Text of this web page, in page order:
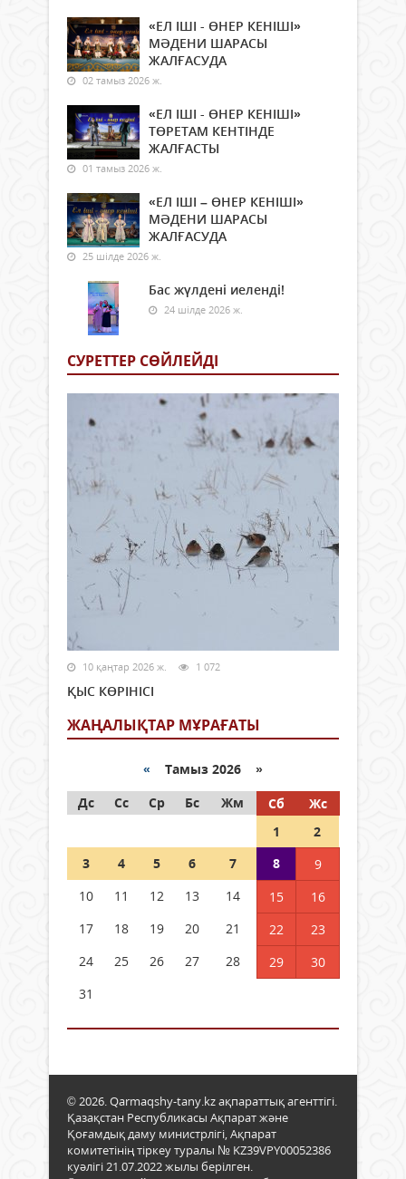
«ЕЛ ІШІ - ӨНЕР КЕНІШІ»
МӘДЕНИ ШАРАСЫ
ЖАЛҒАСУДА
02 тамыз 2026 ж.
«ЕЛ ІШІ - ӨНЕР КЕНІШІ»
ТӨРЕТАМ КЕНТІНДЕ
ЖАЛҒАСТЫ
01 тамыз 2026 ж.
«ЕЛ ІШІ – ӨНЕР КЕНІШІ»
МӘДЕНИ ШАРАСЫ
ЖАЛҒАСУДА
25 шілде 2026 ж.
Бас жүлдені иеленді!
24 шілде 2026 ж.
СУРЕТТЕР СӨЙЛЕЙДI
10 қаңтар 2026 ж. 1 072
ҚЫС КӨРІНІСІ
ЖАҢАЛЫҚТАР МҰРАҒАТЫ
« Тамыз 2026 »
Дс
Сс Ср Бс Жм Сб
Жс
1
2
3
4 5 6 7 8
9
10
11 12 13 14 15
16
17
18 19 20 21 22
23
24
25 26 27 28 29
30
31
© 2026. Qarmaqshy-tany.kz ақпараттық агенттігі.
Қазақстан Республикасы Ақпарат және
Қоғамдық даму министрлігі, Ақпарат
комитетінің тіркеу туралы № KZ39VPY00052386
куәлігі 21.07.2022 жылы берілген.